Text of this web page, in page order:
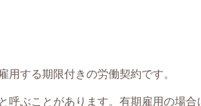
する期限付きの労働契約です。
ぶことがあります。有期雇用の場合